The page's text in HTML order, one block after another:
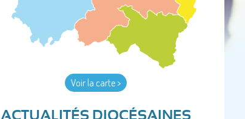
Voir la carte >
ACTUALITÉS DIOCÉSAINES